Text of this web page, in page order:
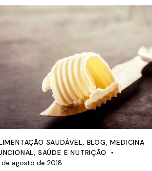
SAUDÁVEL, BLOG,MEDICINA
, SAÚDE E NUTRIÇÃO
de agosto de 2018